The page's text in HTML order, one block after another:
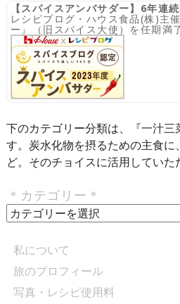
【スパイスアンバサダー】6年連
レシピブログ・ハウス食品(株)主
ー』（旧スパイス大使）を任期満
下のカテゴリー分類は、『一汁三
す。炭水化物を摂るための主食に
ど。そのチョイスに活用していた
＊カテゴリー＊
＊
テ
ゴ
リ
ー
私について
旅のプロフィール
写真・レシピ使用料